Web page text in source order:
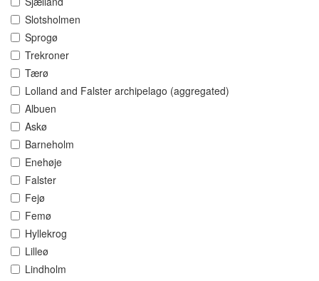
Slotsholmen
Sprogø
Trekroner
Tærø
Lolland and Falster archipelago (aggregated)
Albuen
Askø
Barneholm
Enehøje
Falster
Fejø
Femø
Hyllekrog
Lilleø
Lindholm